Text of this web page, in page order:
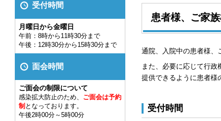
患者様、ご家
通院、入院中の患者様、
また、必要に応じて行
提供できるように患者様
受付時間
受付時間
月曜日から金曜日
午前：8時から11時30分まで
午後：12時30分から15時30分まで
面会時間
ご面会の制限について
感染拡大防止のため、 ご面会は予約
制 となっております。
午後2時00分～5時00分